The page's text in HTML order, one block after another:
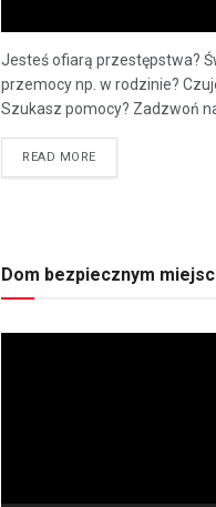
Jesteś ofiarą przestępstwa?
przemocy np. w rodzinie?
Szukasz pomocy? Zadzwoń
READ MORE
Dom bezpiecznym